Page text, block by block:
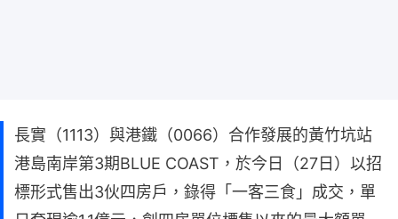
長實（1113）與港鐵（0066）合作發展的黃竹坑站
港島南岸第3期BLUE COAST，於今日（27日）以招
標形式售出3伙四房戶，錄得「一客三食」成交，單